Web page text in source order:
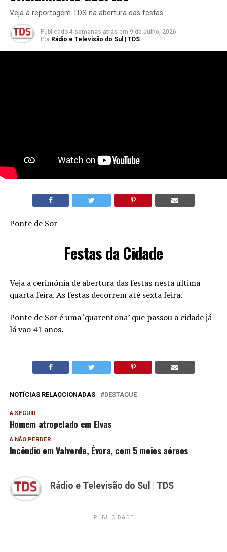
Veja a reportagem TDS na abertura das festas.
Publicado 4 semanas atrás em 9 de Julho, 2026
Por Rádio e Televisão do Sul | TDS
Ponte de Sor
Festas da Cidade
Veja a cerimónia de abertura das festas nesta ultima
quarta feira. As festas decorrem até sexta feira.
Ponte de Sor é uma ‘quarentona’ que passou a cidade já
lá vão 41 anos.
NOTÍCIAS RELACCIONADAS DESTAQUE
A SEGUIR
Homem atropelado em Elvas
A NÃO PERDER
Incêndio em Valverde, Évora, com 5 meios aéreos
Rádio e Televisão do Sul | TDS
PUBLICIDADE